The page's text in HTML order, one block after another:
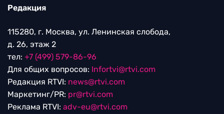
Редакция
115280, г. Москва, ул. Ленинская слобода,
д. 26, этаж 2
тел: +7 (499) 579-86-96
Для общих вопросов: Infortvi@rtvi.com
Редакция RTVI: news@rtvi.com
Маркетинг/PR: pr@rtvi.com
Реклама RTVI: adv-eu@rtvi.com